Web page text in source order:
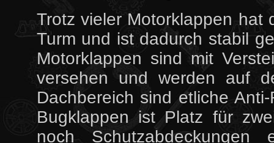
Trotz vieler Motorklappen hat
Turm und ist dadurch stabil
Motorklappen sind mit
versehen und werden auf
Dachbereich sind etliche
Bugklappen ist Platz für
noch